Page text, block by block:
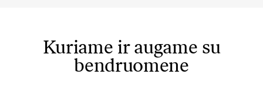
Kuriame ir augame su
bendruomene